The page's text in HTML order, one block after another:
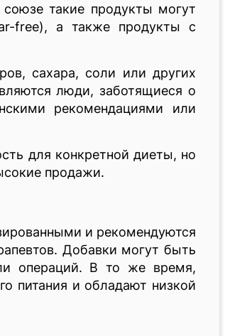
такие продукты могут
free), а также продукты с
сахара, соли или других
люди, заботящиеся о
рекомендациями или
для конкретной диеты, но
продажи.
и рекомендуются
Добавки могут быть
операций. В то же время,
питания и обладают низкой